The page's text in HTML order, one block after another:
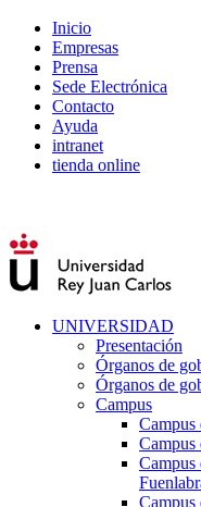
Inicio
Empresas
Prensa
Sede Electrónica
Contacto
Ayuda
intranet
tienda online
UNIVERSIDAD
Presentación
Órganos de
Órganos de
Campus
Campus
Campus
Campus
Campus